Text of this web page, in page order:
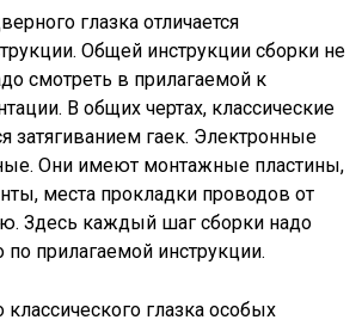
глазка отличается
Общей инструкции сборки не
смотреть в прилагаемой к
В общих чертах, классические
затягиванием гаек. Электронные
Они имеют монтажные пластины,
места прокладки проводов от
Здесь каждый шаг сборки надо
по прилагаемой инструкции.
глазка особых